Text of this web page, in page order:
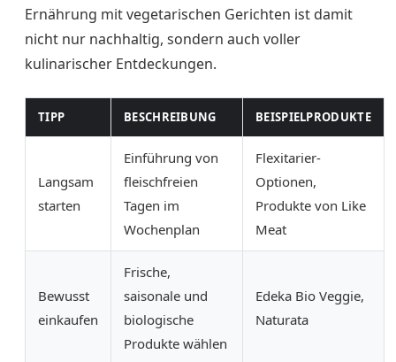
Ernährung mit vegetarischen Gerichten ist damit
nicht nur nachhaltig, sondern auch voller
kulinarischer Entdeckungen.
TIPP BESCHREIBUNG BEISPIELPRODUKTE
Langsam
starten
Einführung von
fleischfreien
Tagen im
Wochenplan
Flexitarier-
Optionen,
Produkte von Like
Meat
Bewusst
einkaufen
Frische,
saisonale und
biologische
Produkte wählen
Edeka Bio Veggie,
Naturata